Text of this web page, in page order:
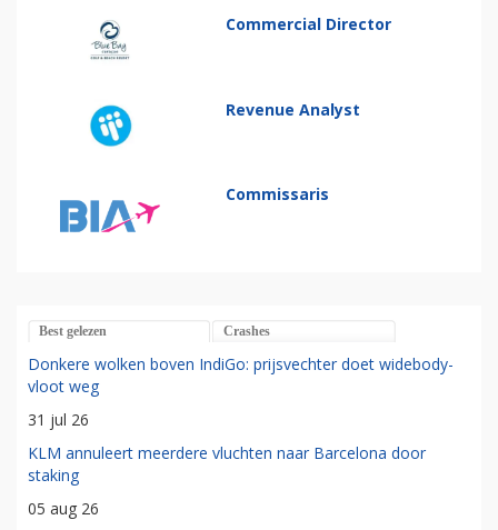
Commercial Director
Revenue Analyst
Commissaris
Best gelezen Crashes
Donkere wolken boven IndiGo: prijsvechter doet widebody-
vloot weg
31 jul 26
KLM annuleert meerdere vluchten naar Barcelona door
staking
05 aug 26